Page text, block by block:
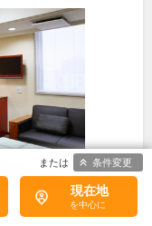
現在地
条件変更